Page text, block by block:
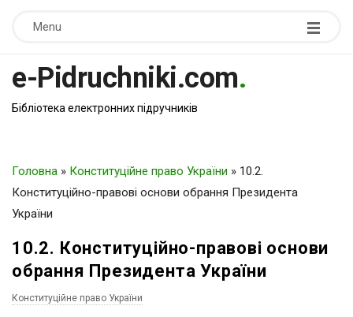
Menu
e-Pidruchniki.com.
Бібліотека електронних підручників
Головна » Конституційне право України » 10.2.
Конституційно-правові основи обрання Президента
України
10.2. Конституційно-правові основи
обрання Президента України
Конституційне право України